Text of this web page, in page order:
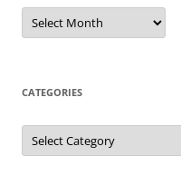
Archives
CATEGORIES
Categories